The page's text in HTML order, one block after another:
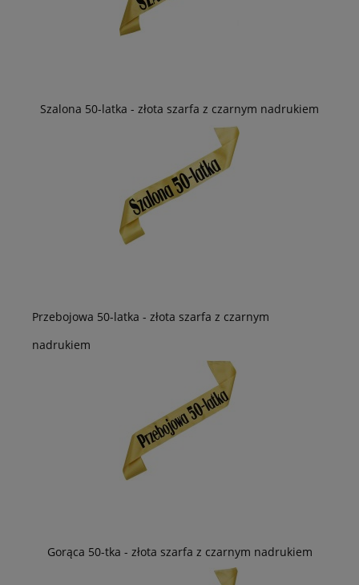
Szalona 50-latka - złota szarfa z czarnym nadrukiem
Przebojowa 50-latka - złota szarfa z czarnym
nadrukiem
Gorąca 50-tka - złota szarfa z czarnym nadrukiem